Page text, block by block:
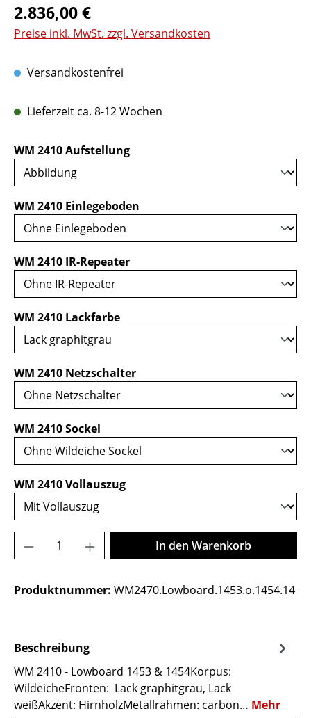
Regulärer Preis:
2.836,00 €
Preise inkl. MwSt. zzgl. Versandkosten
Versandkostenfrei
Lieferzeit ca. 8-12 Wochen
WM 2410 Aufstellungauswählen
WM 2410 Einlegeboden
WM 2410 IR-Repeaterauswählen
WM 2410 Lackfarbeauswählen
WM 2410 Netzschalterauswählen
WM 2410 Sockel
WM 2410 Vollauszugauswählen
Produkt Anzahl: Gib den gewünschten
In den Warenkorb
Produktnummer: WM2470.Lowboard.1453.o.1454.14
Beschreibung
WM 2410 - Lowboard 1453 & 1454Korpus:
WildeicheFronten: Lack graphitgrau, Lack
weißAkzent: HirnholzMetallrahmen: carbon… Mehr